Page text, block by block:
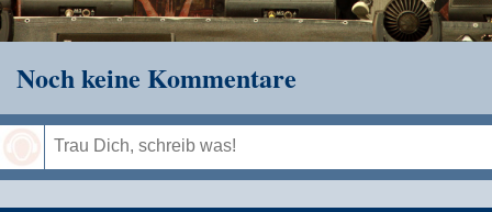
Noch keine Kommentare